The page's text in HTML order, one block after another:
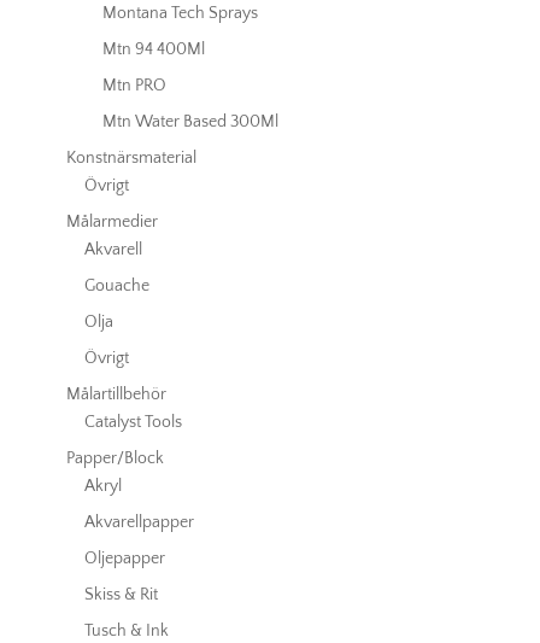
Montana Tech Sprays
Mtn 94 400Ml
Mtn PRO
Mtn Water Based 300Ml
Konstnärsmaterial
Övrigt
Målarmedier
Akvarell
Gouache
Olja
Övrigt
Målartillbehör
Catalyst Tools
Papper/Block
Akryl
Akvarellpapper
Oljepapper
Skiss & Rit
Tusch & Ink